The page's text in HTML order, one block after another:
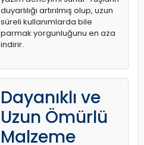
duyarlılığı artırılmış olup, uzun
süreli kullanımlarda bile
parmak yorgunluğunu en aza
indirir.
Dayanıklı ve
Uzun Ömürlü
Malzeme